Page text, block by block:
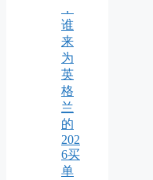
，
谁
来
为
英
格
兰
的
202
6买
单